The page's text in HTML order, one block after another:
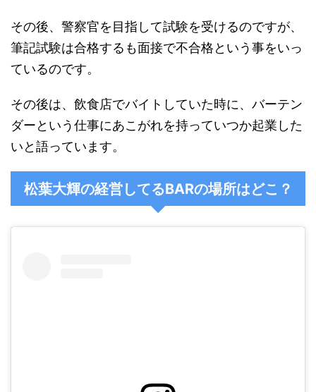
その後、警察官を目指して試験を受けるのですが、
筆記試験は合格するも面接で不合格という事をいっ
ているのです。
その後は、飲食店でバイトしていた時に、バーテン
ダーという仕事にあこがれを持っていつか起業した
いと語っています。
松葉大輝の経営してるBARの場所はどこ？